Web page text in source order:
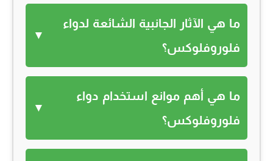
ما هي الآثار الجانبية الشائعة لدواء
فلوروفلوكس؟
▼
ما هي أهم موانع استخدام دواء
فلوروفلوكس؟
▼